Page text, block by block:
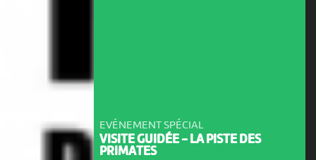
EVÉNEMENT SPÉCIAL
VISITE GUIDÉE - LA PISTE DES
PRIMATES